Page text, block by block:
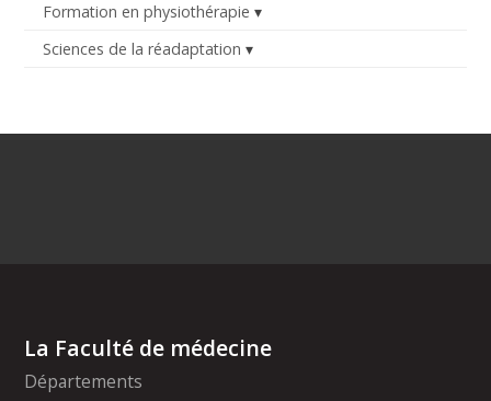
Formation en physiothérapie
Sciences de la réadaptation
La Faculté de médecine
Départements